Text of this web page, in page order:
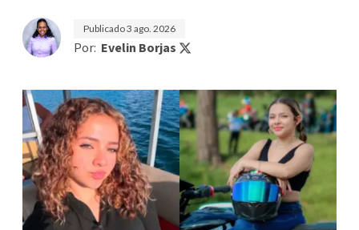
Publicado3 ago. 2026
Por: Evelin Borjas